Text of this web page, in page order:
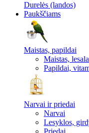
Durelės (landos)
Paukščiams
Maistas, papildai
Maistas,
Papildai,
Narvai ir priedai
Narvai
Lesyklos,
Priedai